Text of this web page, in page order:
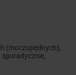
(moczopędnych),